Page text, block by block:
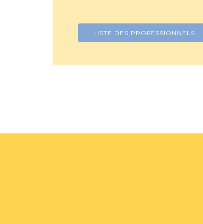
LISTE DES PROFESSIONNELS